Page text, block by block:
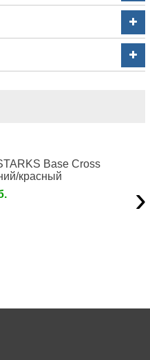
Base Cross
красный
›